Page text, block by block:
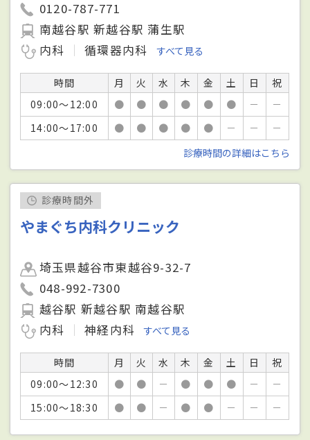
0120-787-771
南越谷駅 新越谷駅 蒲生駅
内科
循環器内科 すべて見る
時間 月 火 水 木 金 土 日
祝
09:00～12:00
● ● ● ● ● ● －
－
14:00～17:00
● ● ● ● ● － －
－
診療時間の詳細はこちら
診療時間外
やまぐち内科クリニック
埼玉県越谷市東越谷9-32-7
048-992-7300
越谷駅 新越谷駅 南越谷駅
内科
神経内科 すべて見る
時間 月 火 水 木 金 土 日
祝
09:00～12:30
● ● － ● ● ● －
－
15:00～18:30
● ● － ● ● － － －